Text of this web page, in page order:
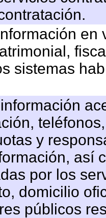
sistemas
y
así
por los
domicilio
públicos